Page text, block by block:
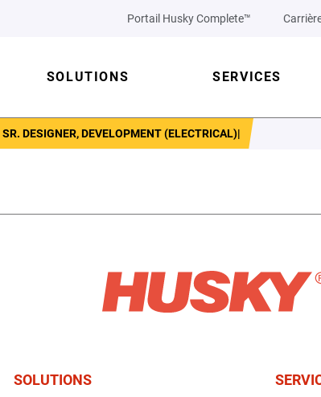
Portail Husky Complete™
SOLUTIONS SERVICES
SR. DESIGNER, DEVELOPMENT (ELECTRICAL)|
SOLUTIONS